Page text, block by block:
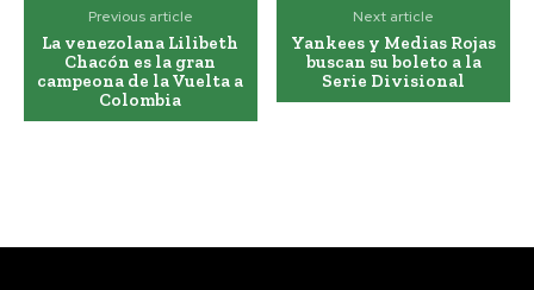
Previous article
La venezolana Lilibeth
Chacón es la gran
campeona de la Vuelta a
Colombia
Next article
Yankees y Medias Rojas
buscan su boleto a la
Serie Divisional